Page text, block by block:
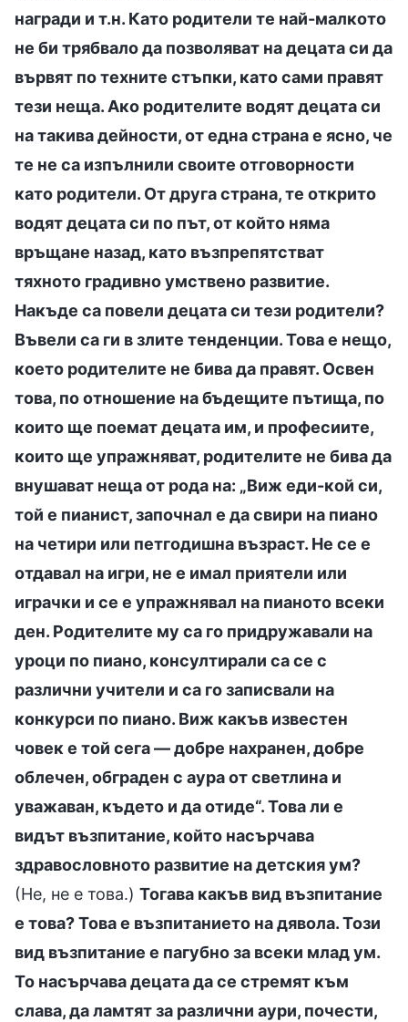
награди и т.н. Като родители те най-малкото
не би трябвало да позволяват на децата си да
вървят по техните стъпки, като сами правят
тези неща. Ако родителите водят децата си
на такива дейности, от една страна е ясно, че
те не са изпълнили своите отговорности
като родители. От друга страна, те открито
водят децата си по път, от който няма
връщане назад, като възпрепятстват
тяхното градивно умствено развитие.
Накъде са повели децата си тези родители?
Въвели са ги в злите тенденции. Това е нещо,
което родителите не бива да правят. Освен
това, по отношение на бъдещите пътища, по
които ще поемат децата им, и професиите,
които ще упражняват, родителите не бива да
внушават неща от рода на: „Виж еди-кой си,
той е пианист, започнал е да свири на пиано
на четири или петгодишна възраст. Не се е
отдавал на игри, не е имал приятели или
играчки и се е упражнявал на пианото всеки
ден. Родителите му са го придружавали на
уроци по пиано, консултирали са се с
различни учители и са го записвали на
конкурси по пиано. Виж какъв известен
човек е той сега — добре нахранен, добре
облечен, обграден с аура от светлина и
уважаван, където и да отиде“. Това ли е
видът възпитание, който насърчава
здравословното развитие на детския ум?
(Не, не е това.) Тогава какъв вид възпитание
е това? Това е възпитанието на дявола. Този
вид възпитание е пагубно за всеки млад ум.
То насърчава децата да се стремят към
слава, да ламтят за различни аури, почести,